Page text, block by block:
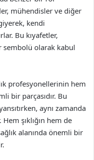
mühendisler ve diğer
kendi
Bu kıyafetler,
olarak kabul
profesyonellerinin hem
bir parçasıdır. Bu
aynı zamanda
şıklığın hem de
alanında önemli bir